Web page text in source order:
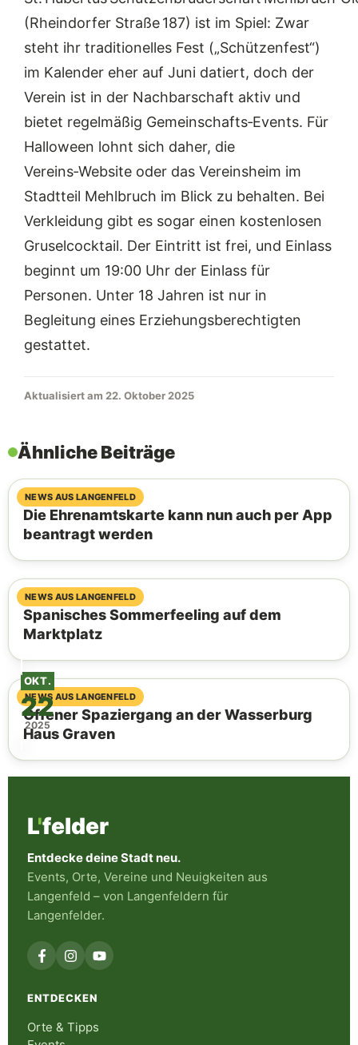
OKT.
22
2025
(Rheindorfer Straße 187) ist im Spiel: Zwar
steht ihr traditionelles Fest („Schützenfest“)
im Kalender eher auf Juni datiert, doch der
Verein ist in der Nachbarschaft aktiv und
bietet regelmäßig Gemeinschafts‑Events. Für
Halloween lohnt sich daher, die
Vereins‑Website oder das Vereinsheim im
Stadtteil Mehlbruch im Blick zu behalten. Bei
Verkleidung gibt es sogar einen kostenlosen
Gruselcocktail. Der Eintritt ist frei, und Einlass
beginnt um 19:00 Uhr der Einlass für
Personen. Unter 18 Jahren ist nur in
Begleitung eines Erziehungsberechtigten
gestattet.
Aktualisiert am 22. Oktober 2025
Ähnliche Beiträge
NEWS AUS LANGENFELD
07. August 2026
Die Ehrenamtskarte kann nun auch per App
beantragt werden
NEWS AUS LANGENFELD
06. August 2026
Spanisches Sommerfeeling auf dem
Marktplatz
NEWS AUS LANGENFELD
04. August 2026
Offener Spaziergang an der Wasserburg
Haus Graven
L'felder
Entdecke deine Stadt neu.
Events, Orte, Vereine und Neuigkeiten aus
Langenfeld – von Langenfeldern für
Langenfelder.
ENTDECKEN
Orte & Tipps